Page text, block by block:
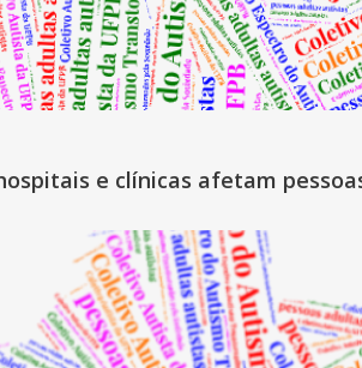
e clínicas afetam